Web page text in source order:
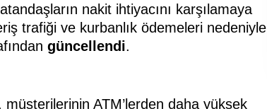
nakit ihtiyacını karşılamaya
trafiği ve kurbanlık ödemeleri nedeniyle
güncellendi.
ATM’lerden daha yüksek